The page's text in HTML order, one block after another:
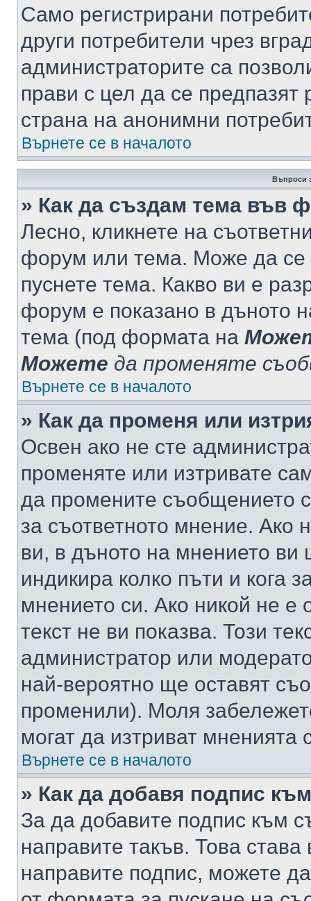
Само регистрирани
други потребители чрез
администраторите са
прави с цел да се предпазят
страна на анонимни
Върнете се в началото
Въпроси
» Как да създам тема във
Лесно, кликнете на
форум или тема. Може да се
пуснете тема. Какво ви е
форум е показано в дъното
тема (под формата на
Можете да променяте
Върнете се в началото
» Как да променя или
Освен ако не сте
променяте или изтривате
да промените съобщението
за съответното мнение. Ако
ви, в дъното на мнението ви
индикира колко пъти и кога
мнението си. Ако никой не е
текст не ви показва. Този
администратор или
най-вероятно ще оставят
променили). Моля
могат да изтриват мненията
Върнете се в началото
» Как да добавя подпис
За да добавите подпис към
направите такъв. Това
направите подпис, можете